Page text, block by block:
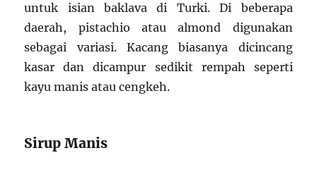
untuk isian baklava di Turki. Di beberapa
daerah, pistachio atau almond digunakan
sebagai variasi. Kacang biasanya dicincang
kasar dan dicampur sedikit rempah seperti
kayu manis atau cengkeh.
Sirup Manis